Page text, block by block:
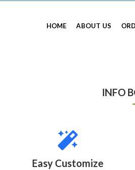
HOME ABOUT US
INFO
Easy Customize